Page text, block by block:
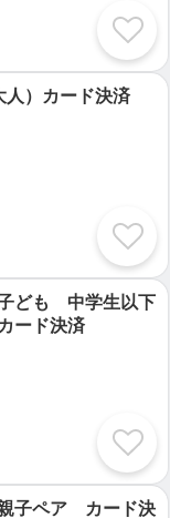
を資格をとっ
勉強するのか？
始めるには遅
てきてATMの
ました。
上がるようにな
人）カード決済
ども 中学生以下
ード決済
子ペア カード決